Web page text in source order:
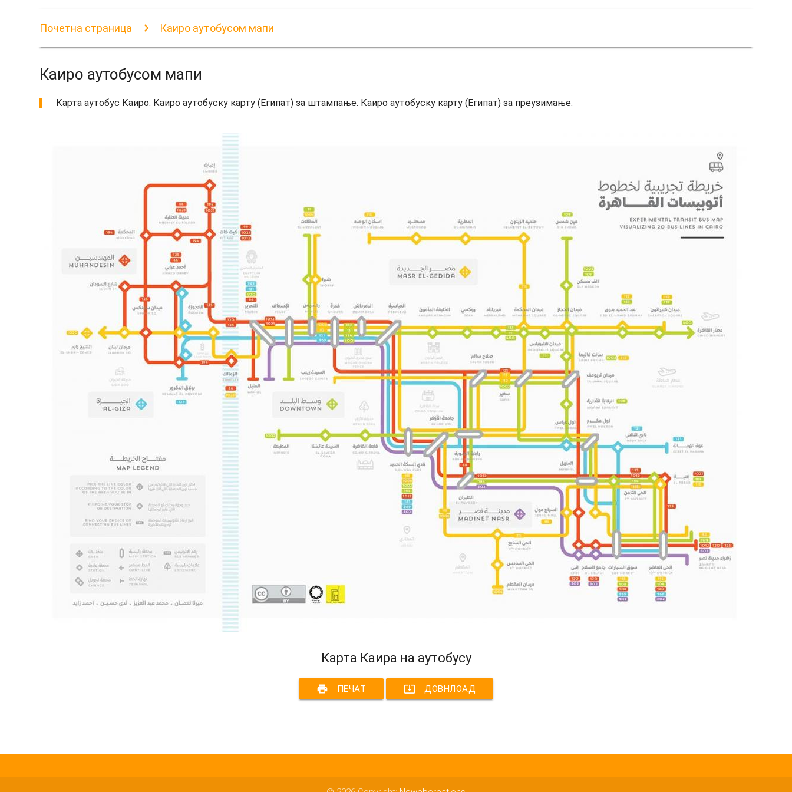
Почетна страница Каиро аутобусом мапи
Каиро аутобусом мапи
Карта аутобус Каиро. Каиро аутобуску карту (Египат) за штампање. Каиро аутобуску карту (Египат) за преузимање.
Карта Каира на аутобусу
print ПЕЧАТ system_update_alt ДОВНЛОАД